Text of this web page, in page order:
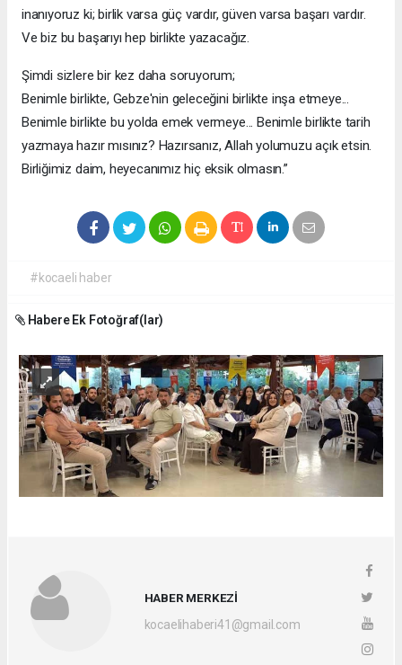
inanıyoruz ki; birlik varsa güç vardır, güven varsa başarı vardır.
Ve biz bu başarıyı hep birlikte yazacağız.
Şimdi sizlere bir kez daha soruyorum;
Benimle birlikte, Gebze'nin geleceğini birlikte inşa etmeye...
Benimle birlikte bu yolda emek vermeye... Benimle birlikte tarih
yazmaya hazır mısınız? Hazırsanız, Allah yolumuzu açık etsin.
Birliğimiz daim, heyecanımız hiç eksik olmasın.”
#kocaeli haber
Habere Ek Fotoğraf(lar)
HABER MERKEZİ
kocaelihaberi41@gmail.com